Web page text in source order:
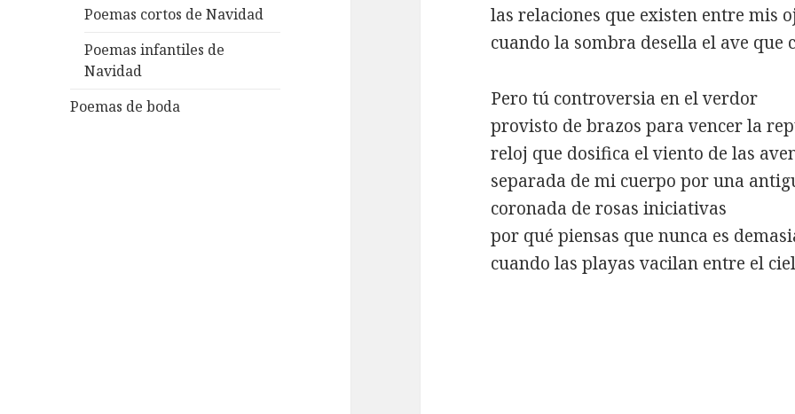
Poemas cortos de Navidad
Poemas infantiles de
Navidad
Poemas de boda
las relaciones que existen entre mis
cuando la sombra desella el ave
Pero tú controversia en el verdor
provisto de brazos para vencer la
reloj que dosifica el viento de las
separada de mi cuerpo por una
coronada de rosas iniciativas
por qué piensas que nunca es
cuando las playas vacilan entre el